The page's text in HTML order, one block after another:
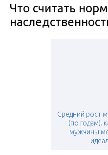
Что считать
Средний рост
(по годам).
мужчины